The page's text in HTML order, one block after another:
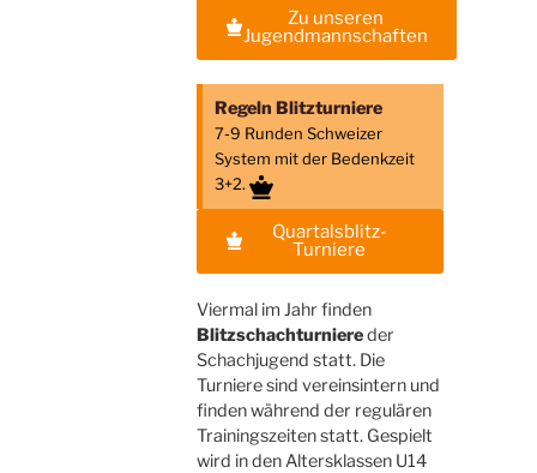
Zu unseren
Jugendmannschaften
Regeln Blitzturniere
7-9 Runden Schweizer
System mit der Bedenkzeit
3+2.
Quartalsblitz-
Turniere
Viermal im Jahr finden
Blitzschachturniereder
Schachjugend statt. Die
Turniere sind vereinsintern und
finden während der regulären
Trainingszeiten statt. Gespielt
wird in den Altersklassen U14